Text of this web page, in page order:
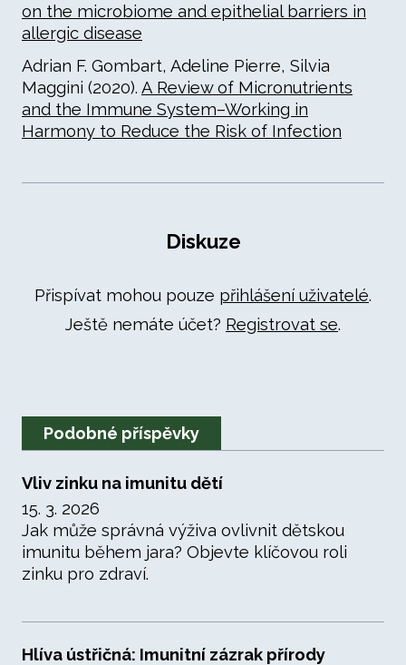
on the microbiome and epithelial barriers in
allergic disease
Adrian F. Gombart, Adeline Pierre, Silvia
Maggini (2020). A Review of Micronutrients
and the Immune System–Working in
Harmony to Reduce the Risk of Infection
Diskuze
Přispívat mohou pouze přihlášení uživatelé.
Ještě nemáte účet? Registrovat se.
Podobné příspěvky
Vliv zinku na imunitu dětí
15. 3. 2026
Jak může správná výživa ovlivnit dětskou
imunitu během jara? Objevte klíčovou roli
zinku pro zdraví.
Hlíva ústřičná: Imunitní zázrak přírody